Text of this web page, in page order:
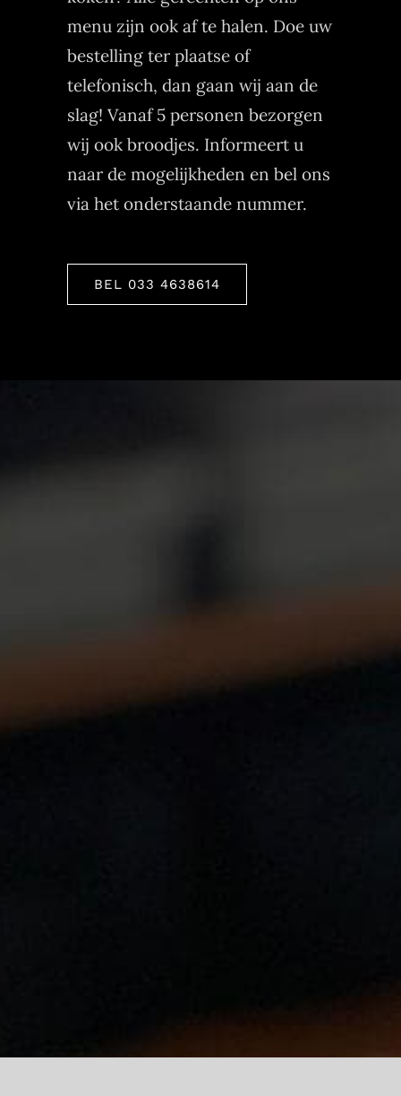
menu zijn ook af te halen. Doe uw
bestelling ter plaatse of
telefonisch, dan gaan wij aan de
slag! Vanaf 5 personen bezorgen
wij ook broodjes. Informeert u
naar de mogelijkheden en bel ons
via het onderstaande nummer.
BEL 033 4638614